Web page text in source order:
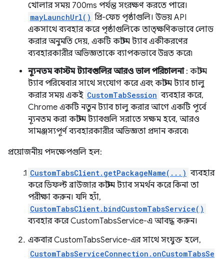
খোলার সময় 700ms পর্যন্ত সংরক্ষণ করতে পারে।
mayLaunchUrl() প্রি-ফেচ পৃষ্ঠাগুলি। উভয় API
একসাথে ব্যবহার করে পৃষ্ঠাগুলিকে তাত্ক্ষণিকভাবে লোড
করার অনুমতি দেয়, একটি কাস্টম ট্যাব একীকরণের
ব্যবহারকারীর অভিজ্ঞতাকে ব্যাপকভাবে উন্নত করে৷
ন্যূনতম কাস্টম ট্যাবগুলির আরও ভাল পরিচালনা: কাস্টম
ট্যাব পরিষেবার সাথে সংযোগ করে এবং কাস্টম ট্যাব চালু
করার সময় একই CustomTabSession ব্যবহার করে,
Chrome একটি নতুন ট্যাব চালু করার আগে একটি পূর্বে
ন্যূনতম করা কাস্টম ট্যাবগুলি সরাতে সক্ষম হবে, আরও
সামঞ্জস্যপূর্ণ ব্যবহারকারীর অভিজ্ঞতা প্রদান করবে৷
প্রয়োজনীয় পদক্ষেপগুলি হল:
CustomTabsClient.getPackageName(...) ব্যবহার
করে ডিফল্ট ব্রাউজার কাস্টম ট্যাব সমর্থন করে কিনা তা
পরীক্ষা করুন। যদি হ্যাঁ,
CustomTabsClient.bindCustomTabsService()
ব্যবহার করে CustomTabsService-এ আবদ্ধ করুন।
একবার CustomTabsService-এর সাথে সংযুক্ত হলে,
CustomTabsServiceConnection.onCustomTabsSe